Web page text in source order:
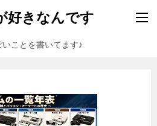
好きなんです
ことを書いてます♪